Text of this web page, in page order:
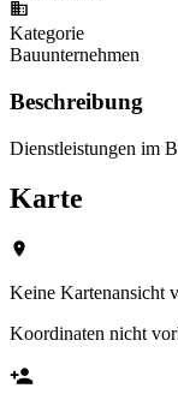
Kategorie
Bauunternehmen
Beschreibung
Dienstleistungen im
Karte
Keine Kartenansicht
Koordinaten nicht